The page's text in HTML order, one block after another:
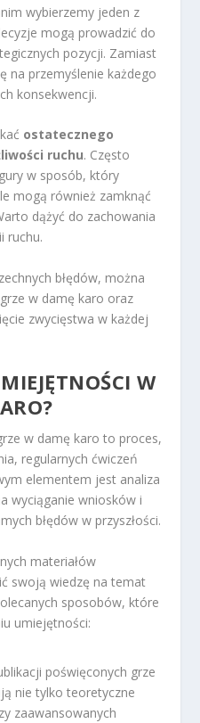
wybierzemy jeden z
mogą prowadzić do
pozycji. Zamiast
na przemyślenie każdego
konsekwencji.
ostatecznego
ruchu. Często
w sposób, który
mogą również zamknąć
dążyć do zachowania
ruchu.
błędów, można
w damę karo oraz
zwycięstwa w każdej
W
w damę karo to proces,
regularnych ćwiczeń
elementem jest analiza
wyciąganie wniosków i
błędów w przyszłości.
materiałów
swoją wiedzę na temat
sposobów, które
umiejętności:
poświęconych grze
nie tylko teoretyczne
zaawansowanych